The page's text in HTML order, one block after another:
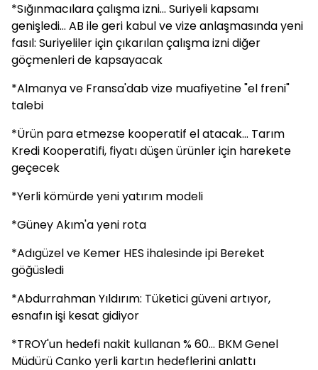
*Sığınmacılara çalışma izni... Suriyeli kapsamı
genişledi... AB ile geri kabul ve vize anlaşmasında yeni
fasıl: Suriyeliler için çıkarılan çalışma izni diğer
göçmenleri de kapsayacak
*Almanya ve Fransa'dab vize muafiyetine "el freni"
talebi
*Ürün para etmezse kooperatif el atacak... Tarım
Kredi Kooperatifi, fiyatı düşen ürünler için harekete
geçecek
*Yerli kömürde yeni yatırım modeli
*Güney Akım'a yeni rota
*Adıgüzel ve Kemer HES ihalesinde ipi Bereket
göğüsledi
*Abdurrahman Yıldırım: Tüketici güveni artıyor,
esnafın işi kesat gidiyor
*TROY'un hedefi nakit kullanan % 60... BKM Genel
Müdürü Canko yerli kartın hedeflerini anlattı